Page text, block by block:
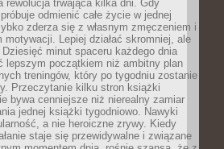
rewolucja trwająca kilka dni. Gdy
odmienić całe życie w jednej
zderza się z własnym zmęczeniem i
motywacji. Lepiej działać skromniej, ale
minut spaceru każdego dnia
lepszym początkiem niż ambitny plan
treningów, który po tygodniu zostanie
Przeczytanie kilku stron książki
bywa cenniejsze niż nierealny zamiar
jednej książki tygodniowo. Nawyki
a nie heroiczne zrywy. Kiedy
staje się przewidywalne i związane